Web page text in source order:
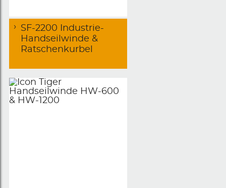
SF-2200 Industrie-
Handseilwinde &
Ratschenkurbel